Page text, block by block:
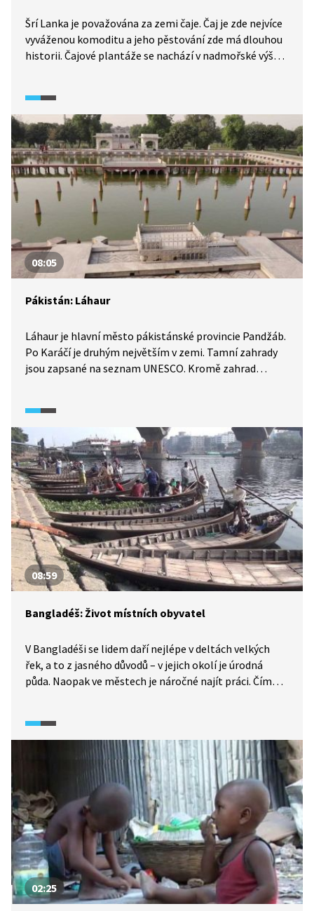
Šrí Lanka je považována za zemi čaje. Čaj je zde nejvíce
vyváženou komoditu a jeho pěstování zde má dlouhou
historii. Čajové plantáže se nachází v nadmořské výšce
trať je považována za jednu z nejkrásnějších
železničních tratí na světě.
08:05
Pákistán: Láhaur
Láhaur je hlavní město pákistánské provincie Pandžáb.
Po Karáčí je druhým největším v zemi. Tamní zahrady
jsou zapsané na seznam UNESCO. Kromě zahrad
08:59
Bangladéš: Život místních obyvatel
V Bangladéši se lidem daří nejlépe v deltách velkých
řek, a to z jasného důvodů – v jejich okolí je úrodná
půda. Naopak ve městech je náročné najít práci. Čím
02:25